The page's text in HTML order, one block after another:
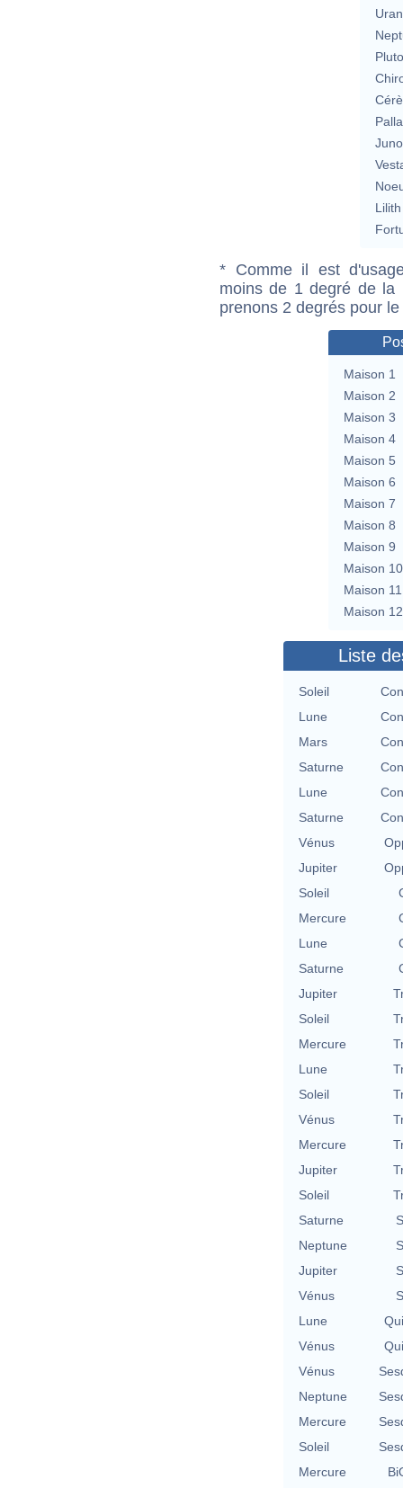
Lilith
* Comme il est
moins de 1 degré de la
prenons 2 degrés pour
Maison 1
Maison 2
Maison 3
Maison 4
Maison 5
Maison 6
Maison 7
Maison 8
Maison 9
Maison 10
Maison 11
Maison 12
Liste
Soleil
Lune
Mars
Saturne
Lune
Saturne
Vénus
Jupiter
Soleil
Mercure
Lune
Saturne
Jupiter
Soleil
Mercure
Lune
Soleil
Vénus
Mercure
Jupiter
Soleil
Saturne
Neptune
Jupiter
Vénus
Lune
Vénus
Vénus
Neptune
Mercure
Soleil
Mercure